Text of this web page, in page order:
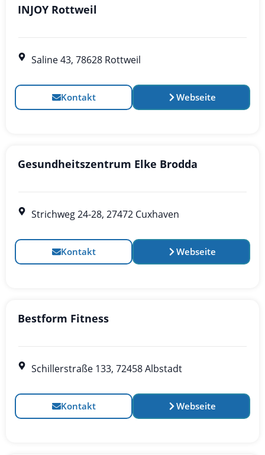
INJOY Rottweil
Saline 43, 78628 Rottweil
Kontakt Webseite
Gesundheitszentrum Elke Brodda
Strichweg 24-28, 27472 Cuxhaven
Kontakt Webseite
Bestform Fitness
Schillerstraße 133, 72458 Albstadt
Kontakt Webseite